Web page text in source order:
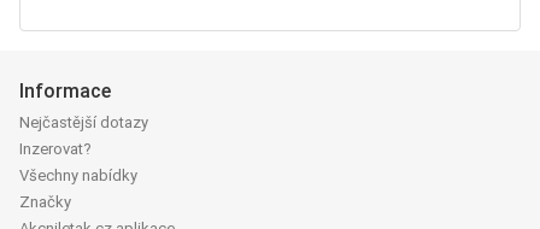
Informace
Nejčastější dotazy
Inzerovat?
Všechny nabídky
Značky